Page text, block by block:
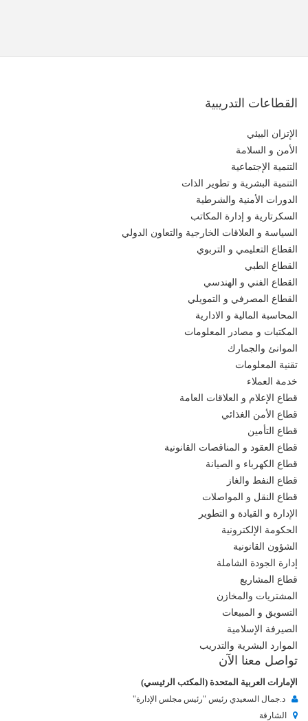
القطاعات التدريبية
الإتزان البيئي
الأمن و السلامة
التنمية الإجتماعية
التنمية البشرية و تطوير الذات
الدورات الأمنية والشرطية
السكرتارية و إدارة المكاتب
السياسة و العلاقات الخارجية والتعاون الدولي
القطاع التعليمي و التربوي
القطاع الطبي
القطاع الفني و الهندسي
القطاع المصرفي و التمويلي
المحاسبة المالية و الادارية
المكتبات و مصادر المعلومات
الموانئ والجمارك
تقنية المعلومات
خدمة العملاء
قطاع الإعلام و العلاقات العامة
قطاع الأمن الغذائي
قطاع التأمين
قطاع العقود و المناقصات القانونية
قطاع الكهرباء و الصيانة
قطاع النفط والغاز
قطاع النقل و المواصلات
الإدارة و القيادة و التطوير
الحكومة الإلكترونية
الشؤون القانونية
إدارة الجودة الشاملة
قطاع المشاريع
المشتريات والمخازن
التسويق و المبيعات
الصيرفة الإسلامية
الموارد البشرية والتدريب
تواصل معنا الآن
الإمارات العربية المتحدة (المكتب الرئيسي)
د.جمال السعيدي رئيس "رئيس مجلس الإدارة"
الشارقة